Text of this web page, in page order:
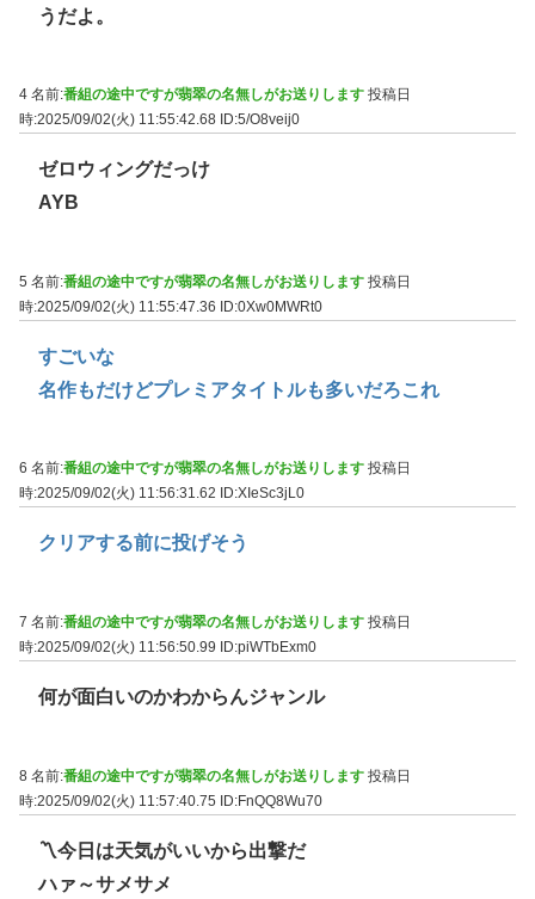
うだよ。
4 名前:番組の途中ですが翡翠の名無しがお送りします 投稿日
時:2025/09/02(火) 11:55:42.68 ID:5/O8veij0
ゼロウィングだっけ
AYB
5 名前:番組の途中ですが翡翠の名無しがお送りします 投稿日
時:2025/09/02(火) 11:55:47.36 ID:0Xw0MWRt0
すごいな
名作もだけどプレミアタイトルも多いだろこれ
6 名前:番組の途中ですが翡翠の名無しがお送りします 投稿日
時:2025/09/02(火) 11:56:31.62
ID:XIeSc3jL0
クリアする前に投げそう
7 名前:番組の途中ですが翡翠の名無しがお送りします 投稿日
時:2025/09/02(火) 11:56:50.99
ID:piWTbExm0
何が面白いのかわからんジャンル
8 名前:番組の途中ですが翡翠の名無しがお送りします 投稿日
時:2025/09/02(火) 11:57:40.75 ID:FnQQ8Wu70
〽今日は天気がいいから出撃だ
ハァ～サメサメ